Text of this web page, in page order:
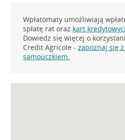
Wpłatomaty umożliwiają
spłatę rat oraz kart
Dowiedz się więcej o
Credit Agricole -zapoznaj się
samouczkiem.